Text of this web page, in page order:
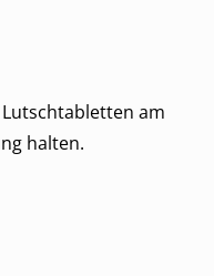
Lutschtabletten am
halten.